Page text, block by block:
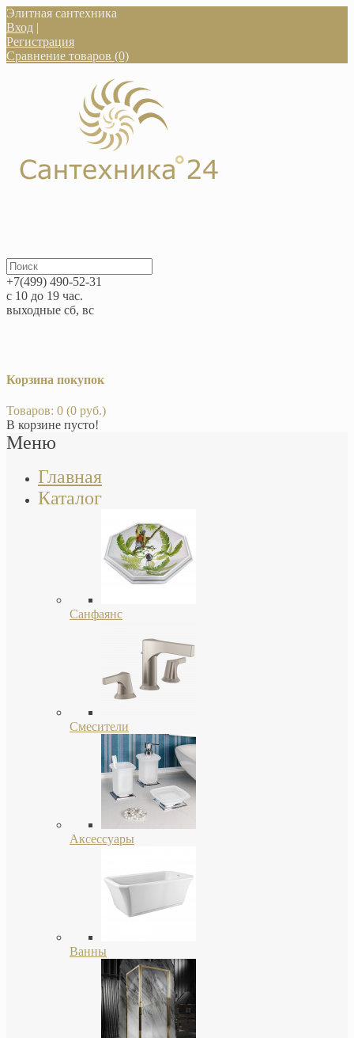
Элитная сантехника
Вход |
Регистрация
Сравнение товаров (0)
+7(499) 490-52-31
с 10 до 19 час.
выходные сб, вс
Корзина покупок
Товаров: 0 (0 руб.)
В корзине пусто!
Меню
Главная
Каталог
Санфаянс
Смесители
Аксессуары
Ванны